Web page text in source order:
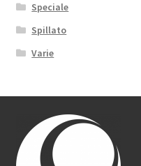
Speciale
Spillato
Varie